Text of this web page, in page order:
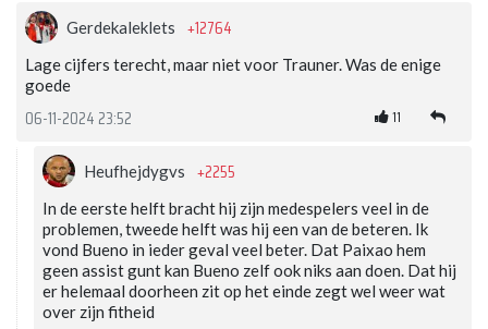
Gerdekaleklets +12764
Lage cijfers terecht, maar niet voor Trauner. Was de enige
goede
06-11-2024 23:52 11
Heufhejdygvs +2255
In de eerste helft bracht hij zijn medespelers veel in de
problemen, tweede helft was hij een van de beteren. Ik
vond Bueno in ieder geval veel beter. Dat Paixao hem
geen assist gunt kan Bueno zelf ook niks aan doen. Dat hij
er helemaal doorheen zit op het einde zegt wel weer wat
over zijn fitheid